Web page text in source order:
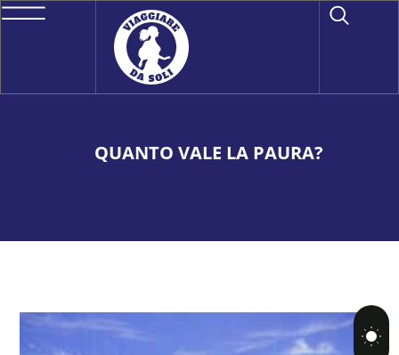
QUANTO VALE LA PAURA?